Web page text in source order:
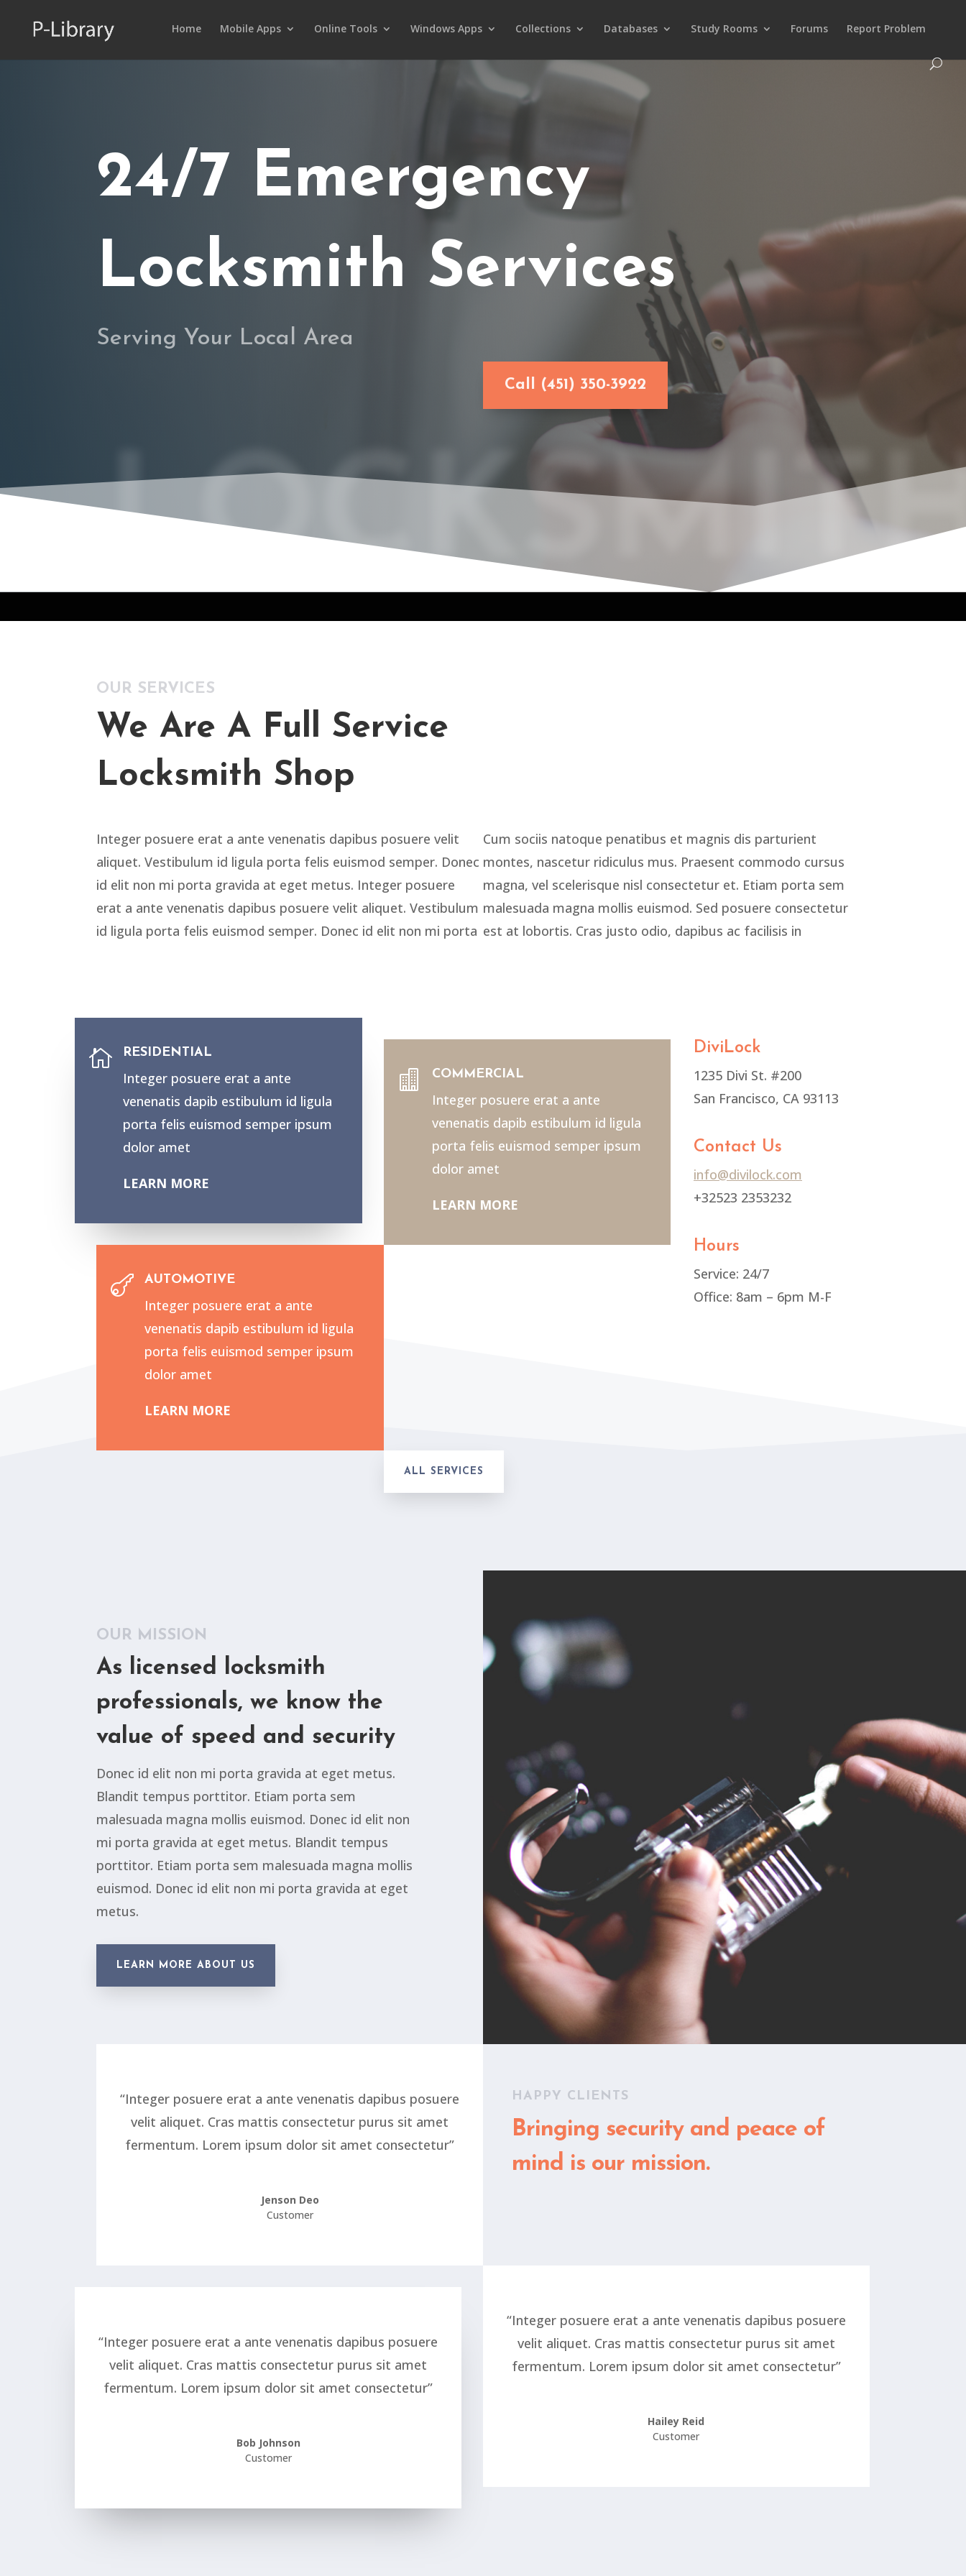
Home Mobile Apps Online Tools Windows Apps Collections Databases Study Rooms Forums Report Problem
24/7 Emergency
Locksmith Services
Serving Your Local Area
Call (451) 350-3922
LOCKSMITH
OUR SERVICES
We Are A Full Service
Locksmith Shop
Integer posuere erat a ante venenatis dapibus posuere velit
aliquet. Vestibulum id ligula porta felis euismod semper. Donec
id elit non mi porta gravida at eget metus. Integer posuere
erat a ante venenatis dapibus posuere velit aliquet. Vestibulum
id ligula porta felis euismod semper. Donec id elit non mi porta
Cum sociis natoque penatibus et magnis dis parturient
montes, nascetur ridiculus mus. Praesent commodo cursus
magna, vel scelerisque nisl consectetur et. Etiam porta sem
malesuada magna mollis euismod. Sed posuere consectetur
est at lobortis. Cras justo odio, dapibus ac facilisis in
 RESIDENTIAL
Integer posuere erat a ante
venenatis dapib estibulum id ligula
porta felis euismod semper ipsum
dolor amet
LEARN MORE
 COMMERCIAL
Integer posuere erat a ante
venenatis dapib estibulum id ligula
porta felis euismod semper ipsum
dolor amet
LEARN MORE
 AUTOMOTIVE
Integer posuere erat a ante
venenatis dapib estibulum id ligula
porta felis euismod semper ipsum
dolor amet
LEARN MORE
ALL SERVICES
DiviLock
1235 Divi St. #200
San Francisco, CA 93113
Contact Us
info@divilock.com
+32523 2353232
Hours
Service: 24/7
Office: 8am – 6pm M-F
OUR MISSION
As licensed locksmith
professionals, we know the
value of speed and security
Donec id elit non mi porta gravida at eget metus.
Blandit tempus porttitor. Etiam porta sem
malesuada magna mollis euismod. Donec id elit non
mi porta gravida at eget metus. Blandit tempus
porttitor. Etiam porta sem malesuada magna mollis
euismod. Donec id elit non mi porta gravida at eget
metus.
LEARN MORE ABOUT US
“Integer posuere erat a ante venenatis dapibus posuere
velit aliquet. Cras mattis consectetur purus sit amet
fermentum. Lorem ipsum dolor sit amet consectetur”
Jenson Deo
Customer
HAPPY CLIENTS
Bringing security and peace of
mind is our mission.
“Integer posuere erat a ante venenatis dapibus posuere
velit aliquet. Cras mattis consectetur purus sit amet
fermentum. Lorem ipsum dolor sit amet consectetur”
Bob Johnson
Customer
“Integer posuere erat a ante venenatis dapibus posuere
velit aliquet. Cras mattis consectetur purus sit amet
fermentum. Lorem ipsum dolor sit amet consectetur”
Hailey Reid
Customer